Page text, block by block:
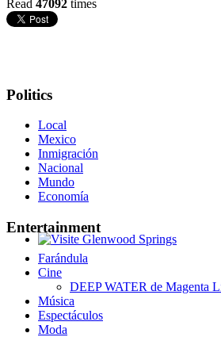
Glenwood Springs - Bello y
Read 47092 times
Politics
Local
Mexico
Inmigración
Nacional
Mundo
Economía
Entertainment
Farándula
Cine
DEEP WATER de Magenta
Música
Espectáculos
Moda